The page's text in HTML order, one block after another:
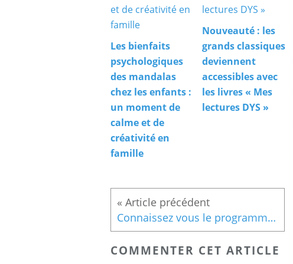
Les bienfaits
psychologiques
des mandalas
chez les enfants :
un moment de
calme et de
créativité en
famille
Nouveauté : les
grands classiques
deviennent
accessibles avec
les livres « Mes
lectures DYS »
Connaissez vous le programme Barkley d'habilités parentales ?
COMMENTER CET ARTICLE